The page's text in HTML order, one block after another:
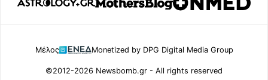
Μέλος Monetized by DPG Digital Media Group
©2012-2026 Newsbomb.gr - All rights reserved